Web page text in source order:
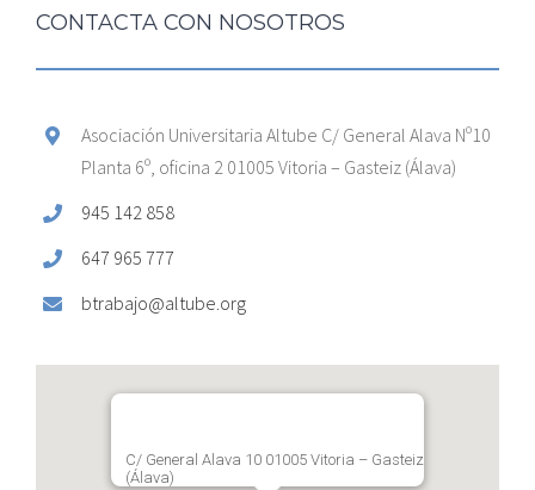
CONTACTA CON NOSOTROS
Asociación Universitaria Altube C/ General Alava Nº10
Planta 6º, oficina 2 01005 Vitoria – Gasteiz (Álava)
945 142 858
647 965 777
btrabajo@altube.org
C/ General Alava 10 01005 Vitoria – Gasteiz
(Álava)